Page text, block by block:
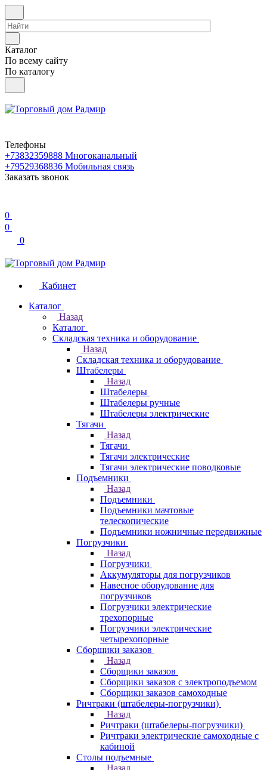
Каталог
По всему сайту
По каталогу
Телефоны
+73832359888 Многоканальный
+79529368836 Мобильная связь
Заказать звонок
0
0
0
Кабинет
Каталог
Назад
Каталог
Складская техника и оборудование
Назад
Складская техника и оборудование
Штабелеры
Назад
Штабелеры
Штабелеры ручные
Штабелеры электрические
Тягачи
Назад
Тягачи
Тягачи электрические
Тягачи электрические поводковые
Подъемники
Назад
Подъемники
Подъемники мачтовые
телескопические
Подъемники ножничные передвижные
Погрузчики
Назад
Погрузчики
Аккумуляторы для погрузчиков
Навесное оборудование для
погрузчиков
Погрузчики электрические
трехопорные
Погрузчики электрические
четырехопорные
Сборщики заказов
Назад
Сборщики заказов
Сборщики заказов с электроподъемом
Сборщики заказов самоходные
Ричтраки (штабелеры-погрузчики)
Назад
Ричтраки (штабелеры-погрузчики)
Ричтраки электрические самоходные с
кабиной
Столы подъемные
Назад